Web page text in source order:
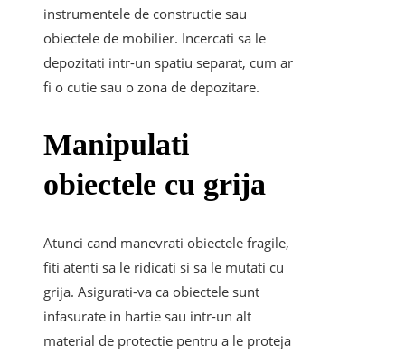
instrumentele de constructie sau
obiectele de mobilier. Incercati sa le
depozitati intr-un spatiu separat, cum ar
fi o cutie sau o zona de depozitare.
Manipulati
obiectele cu grija
Atunci cand manevrati obiectele fragile,
fiti atenti sa le ridicati si sa le mutati cu
grija. Asigurati-va ca obiectele sunt
infasurate in hartie sau intr-un alt
material de protectie pentru a le proteja